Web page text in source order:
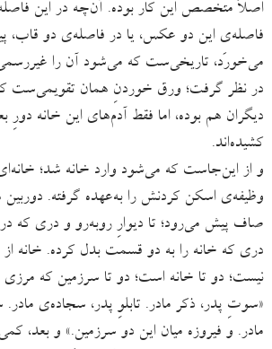
اصلاً متخصص این کار بوده. آن‌چه در این
فاصله‌ی این دو عکس، یا در فاصله‌ی دو
می‌خورَد، تاریخی‌ست که می‌شود آن را
در نظر گرفت؛ ورق خوردنِ همان تقویمی‌ست
دیگران هم بوده، اما فقط آدم‌های این خانه
کشیده‌اند.
و از این‌جاست که می‌شود وارد خانه شد؛ خانه‌ای
وظیفه‌ی اسکن کردنش را به‌عهده گرفته.
صاف پیش می‌رود؛ تا دیوارِ روبه‌رو و دری که در
دری که خانه را به دو قسمت بدل کرده. خانه
نیست؛ دو تا خانه است؛ دو تا سرزمین که مرزی
«سوتِ پدر، ذکر مادر. تابلوِ پدر، سجاده‌ی مادر.
مادر. و فیروزه میان این دو سرزمین.» و بعد،